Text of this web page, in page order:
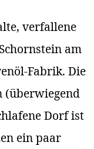
verfallene
am
Fabrik. Die
(überwiegend
Dorf ist
ein paar